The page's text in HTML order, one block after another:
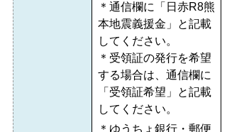
＊通信欄に「日赤R8熊
本地震義援金」と記載
してください。
＊受領証の発行を希望
する場合は、通信欄に
「受領証希望」と記載
してください。
＊ゆうちょ銀行・郵便